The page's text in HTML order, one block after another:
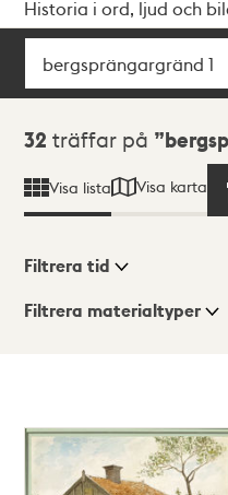
Historia i ord, ljud och
Sök
Sökresultat
32 träffar på
Visa lista Visa karta
Visningsläge
Filtrera tid
Filtrera materialtyper